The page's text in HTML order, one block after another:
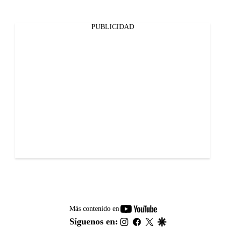
PUBLICIDAD
Más contenido en
youtube-
footer
Síguenos en: instagram
facebook
twitter